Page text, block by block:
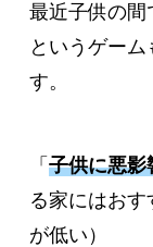
最近子供の間
というゲー
す。
「 子供に悪影
る家にはお
が低い）